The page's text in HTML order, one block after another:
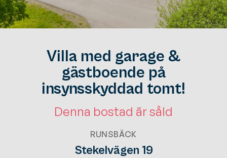
Villa med garage &
gästboende på
insynsskyddad tomt!
Denna bostad är såld
Stekelvägen 19
RUNSBÄCK